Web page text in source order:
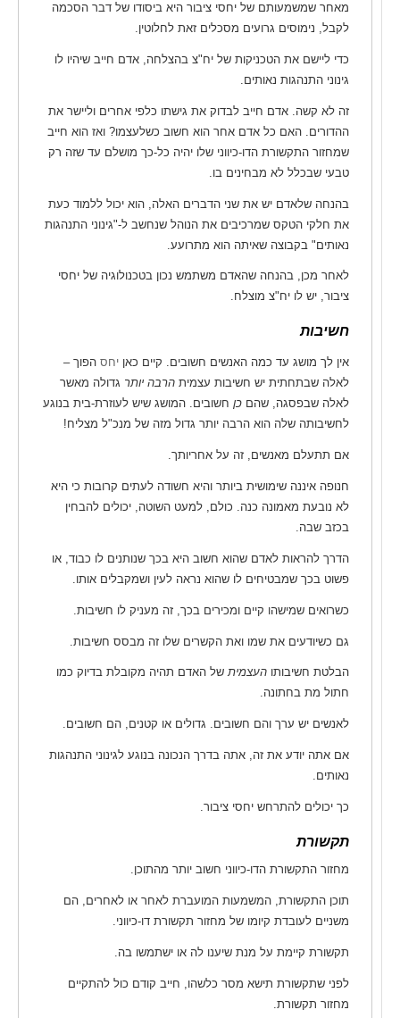
מאחר שמשמעותם של יחסי ציבור היא ביסודו של דבר הסכמה
לקבל, נימוסים גרועים מסכלים זאת לחלוטין.
כדי ליישם את הטכניקות של יח"צ בהצלחה, אדם חייב שיהיו לו
גינוני התנהגות נאותים.
זה לא קשה. אדם חייב לבדוק את גישתו כלפי אחרים וליישר את
ההדורים. האם כל אדם אחר הוא חשוב כשלעצמו? ואז הוא חייב
שמחזור התקשורת הדו-כיווני שלו יהיה כל-כך מושלם עד שזה רק
טבעי שבכלל לא מבחינים בו.
בהנחה שלאדם יש את שני הדברים האלה, הוא יכול ללמוד כעת
את חלקי הטקס שמרכיבים את הנוהל שנחשב ל-"גינוני התנהגות
נאותים" בקבוצה שאיתה הוא מתרועע.
לאחר מכן, בהנחה שהאדם משתמש נכון בטכנולוגיה של יחסי
ציבור, יש לו יח"צ מוצלח.
חשיבות
אין לך מושג עד כמה האנשים חשובים. קיים כאן יחס הפוך –
לאלה שבתחתית יש חשיבות עצמית הרבה יותר גדולה מאשר
לאלה שבפסגה, שהם כן חשובים. המושג שיש לעוזרת-בית בנוגע
לחשיבותה שלה הוא הרבה יותר גדול מזה של מנכ"ל מצליח!
אם תתעלם מאנשים, זה על אחריותך.
חנופה איננה שימושית ביותר והיא חשודה לעתים קרובות כי היא
לא נובעת מאמונה כנה. כולם, למעט השוטה, יכולים להבחין
בכזב שבה.
הדרך להראות לאדם שהוא חשוב היא בכך שנותנים לו כבוד, או
פשוט בכך שמבטיחים לו שהוא נראה לעין ושמקבלים אותו.
כשרואים שמישהו קיים ומכירים בכך, זה מעניק לו חשיבות.
גם כשיודעים את שמו ואת הקשרים שלו זה מבסס חשיבות.
הבלטת חשיבותו העצמיתשל האדם תהיה מקובלת בדיוק כמו
חתול מת בחתונה.
לאנשים יש ערך והם חשובים. גדולים או קטנים, הם חשובים.
אם אתה יודע את זה, אתה בדרך הנכונה בנוגע לגינוני התנהגות
נאותים.
כך יכולים להתרחש יחסי ציבור.
תקשורת
מחזור התקשורת הדו-כיווני חשוב יותר מהתוכן.
תוכן התקשורת, המשמעות המועברת לאחר או לאחרים, הם
משניים לעובדת קיומו של מחזור תקשורת דו-כיווני.
תקשורת קיימת על מנת שיענו לה או ישתמשו בה.
לפני שתקשורת תישא מסר כלשהו, חייב קודם כול להתקיים
מחזור תקשורת.